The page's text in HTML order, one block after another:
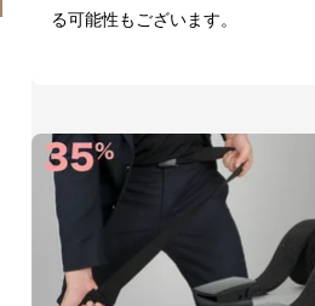
る可能性もございます。